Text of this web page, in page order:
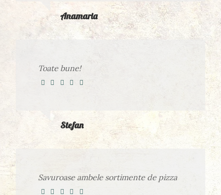
Anamaria
Toate bune!
Stefan
Savuroase ambele sortimente de pizza